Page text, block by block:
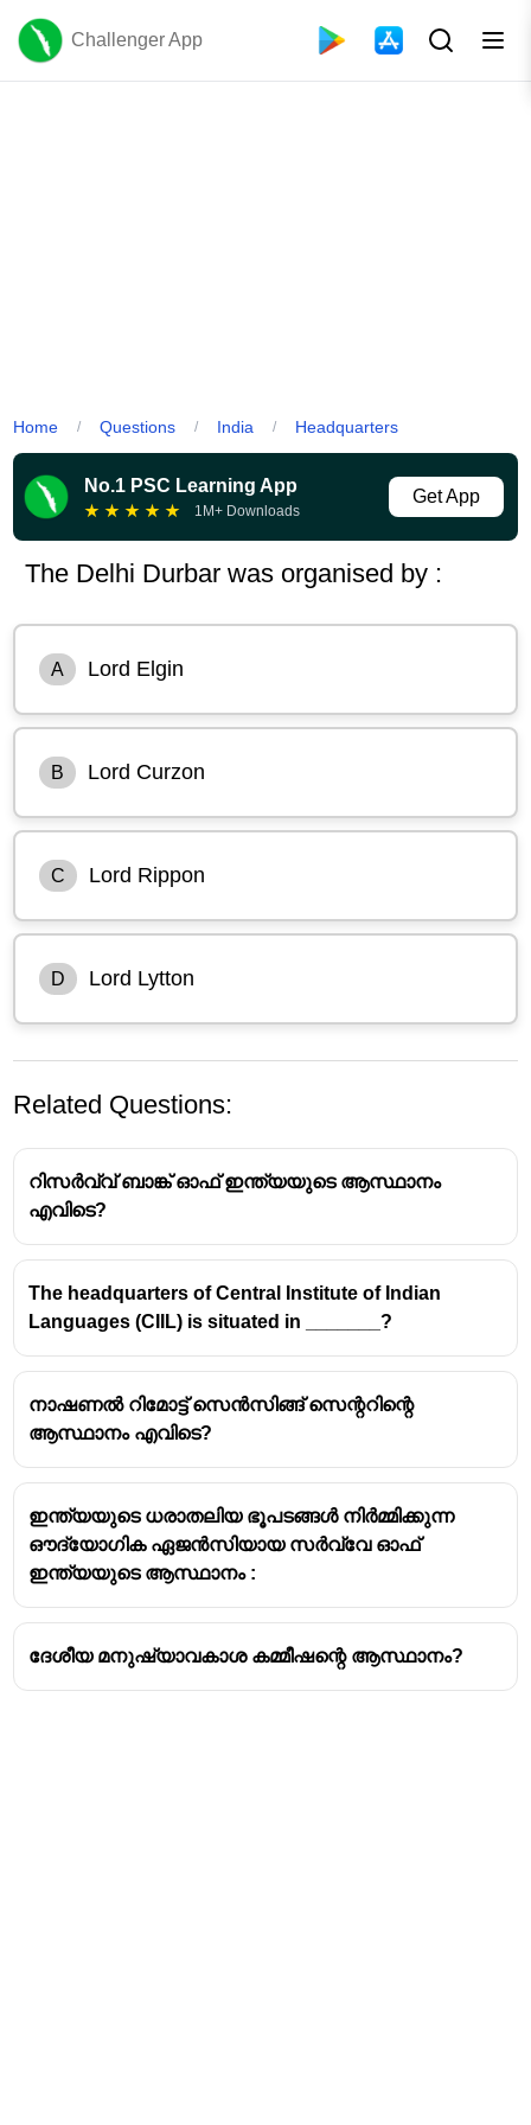
Challenger App
Home / Questions / India / Headquarters
No.1 PSC Learning App
★ ★ ★ ★ ★ 1M+ Downloads
Get App
The Delhi Durbar was organised by :
A Lord Elgin
B Lord Curzon
C Lord Rippon
D Lord Lytton
Related Questions:
റിസർവ്വ് ബാങ്ക് ഓഫ് ഇന്ത്യയുടെ ആസ്ഥാനം
എവിടെ?
The headquarters of Central Institute of Indian
Languages (CIIL) is situated in _______?
നാഷണൽ റിമോട്ട് സെൻസിങ്ങ് സെന്ററിന്റെ
ആസ്ഥാനം എവിടെ?
ഇന്ത്യയുടെ ധരാതലിയ ഭൂപടങ്ങൾ നിർമ്മിക്കുന്ന
ഔദ്യോഗിക ഏജൻസിയായ സർവ്വേ ഓഫ്
ഇന്ത്യയുടെ ആസ്ഥാനം :
ദേശീയ മനുഷ്യാവകാശ കമ്മീഷന്റെ ആസ്ഥാനം?